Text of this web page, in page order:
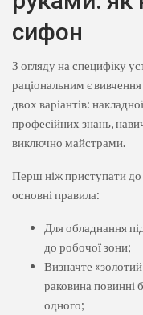
сифон
З огляду на специфіку
раціональним є
двох варіантів:
професійних знань,
виключно майстрами.
Перш ніж приступати до
основні правила:
Для обладнання
до робочої зони;
Визначте
раковина повинні
одного;